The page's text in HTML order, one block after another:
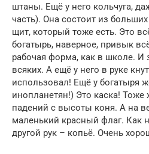
штаны. Ещё у него кольчуга,
часть). Она состоит из
щит, который тоже есть. Это
богатырь, наверное, привык
рабочая форма, как в школе. И
всяких. А ещё у него в руке
использовал! Ещё у богатыря
инопланетян!) Это каска!
падений с высоты коня. А на
маленький красный флаг. Как
другой рук – копьё. Очень